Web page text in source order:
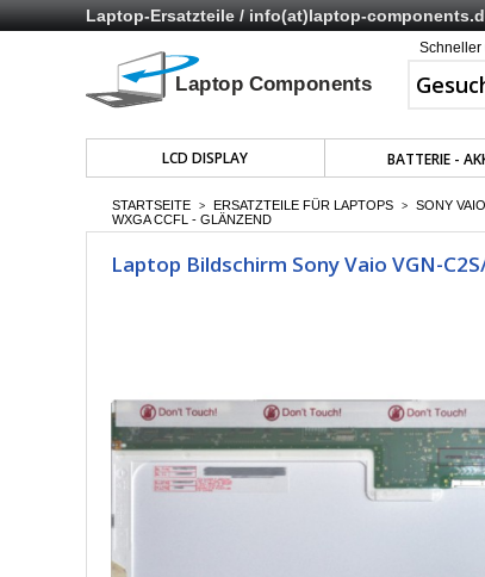
Laptop-Ersatzteile /info(at)laptop-
Schneller
LCD DISPLAY BATTERIE -
STARTSEITE > ERSATZTEILE FÜR LAPTOPS > SONY VAIO
WXGA CCFL - GLÄNZEND
Laptop Bildschirm Sony Vaio VGN-